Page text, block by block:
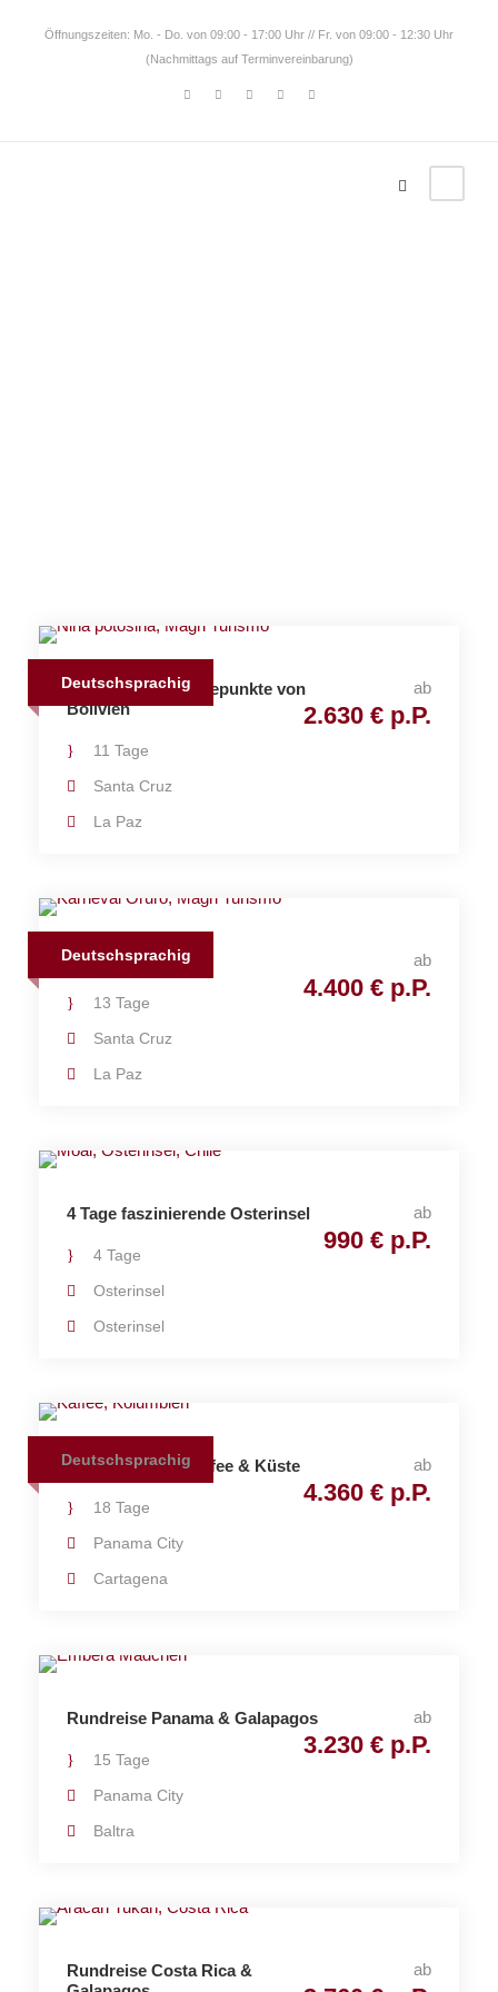
Öffnungszeiten: Mo. - Do. von 09:00 - 17:00 Uhr // Fr. von 09:00 - 12:30 Uhr
(Nachmittags auf Terminvereinbarung)
Deutschsprachig
Gruppenreise Höhepunkte von
Bolivien
ab
2.630 € p.P.
11 Tage
Santa Cruz
La Paz
Deutschsprachig
Karneval Bolivien ab
4.400 € p.P.
13 Tage
Santa Cruz
La Paz
4 Tage faszinierende Osterinsel ab
990 € p.P.
4 Tage
Osterinsel
Osterinsel
Deutschsprachig
18 Tage Kanal, Kaffee & Küste ab
4.360 € p.P.
18 Tage
Panama City
Cartagena
Rundreise Panama & Galapagos ab
3.230 € p.P.
15 Tage
Panama City
Baltra
Rundreise Costa Rica &
ab